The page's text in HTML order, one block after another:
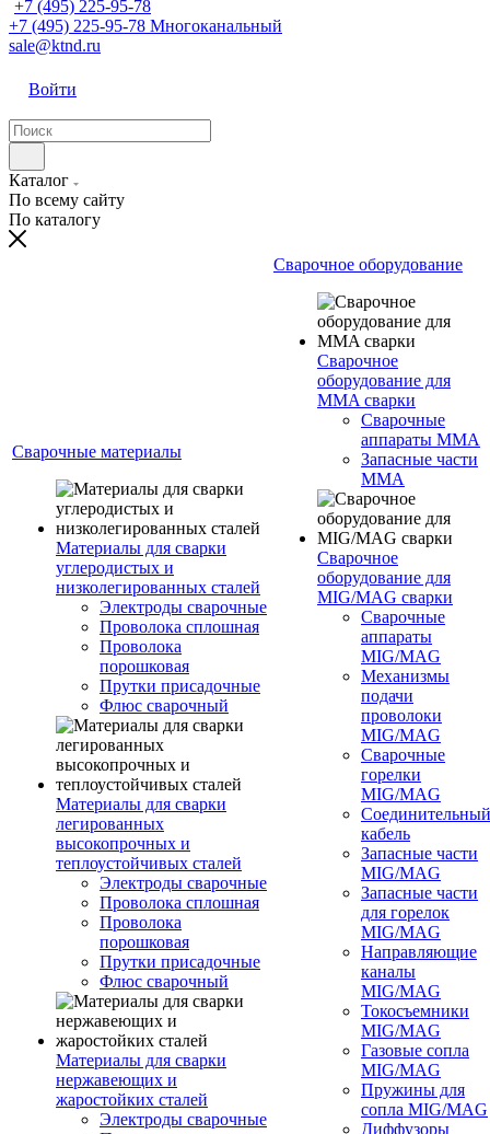
+7 (495) 225-95-78
+7 (495) 225-95-78 Многоканальный
sale@ktnd.ru
Войти
Каталог
По всему сайту
По каталогу
Сварочные материалы
Материалы для сварки
углеродистых и
низколегированных сталей
Электроды сварочные
Проволока сплошная
Проволока
порошковая
Прутки присадочные
Флюс сварочный
Материалы для сварки
легированных
высокопрочных и
теплоустойчивых сталей
Электроды сварочные
Проволока сплошная
Проволока
порошковая
Прутки присадочные
Флюс сварочный
Материалы для сварки
нержавеющих и
жаростойких сталей
Электроды сварочные
Сварочное оборудование
Сварочное
оборудование для
MMA сварки
Сварочные
аппараты MMA
Запасные части
MMA
Сварочное
оборудование для
MIG/MAG сварки
Сварочные
аппараты
MIG/MAG
Механизмы
подачи
проволоки
MIG/MAG
Сварочные
горелки
MIG/MAG
Соединительный
кабель
Запасные части
MIG/MAG
Запасные части
для горелок
MIG/MAG
Направляющие
каналы
MIG/MAG
Токосъемники
MIG/MAG
Газовые сопла
MIG/MAG
Пружины для
сопла MIG/MAG
Диффузоры